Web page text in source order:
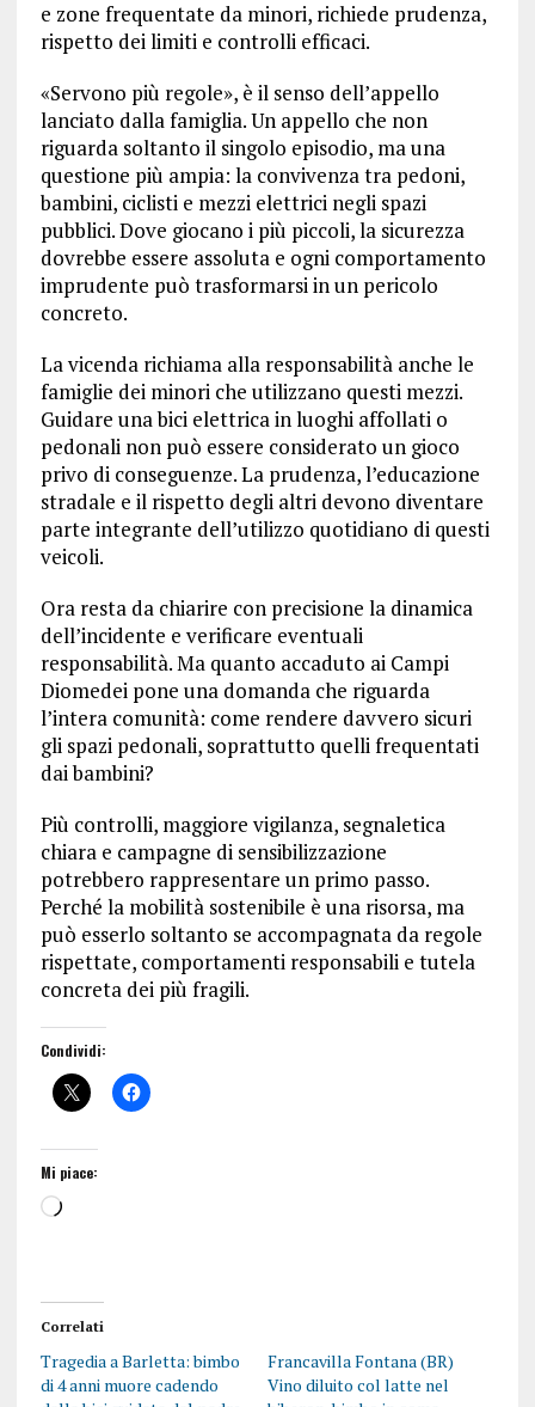
e zone frequentate da minori, richiede prudenza,
rispetto dei limiti e controlli efficaci.
«Servono più regole», è il senso dell’appello
lanciato dalla famiglia. Un appello che non
riguarda soltanto il singolo episodio, ma una
questione più ampia: la convivenza tra pedoni,
bambini, ciclisti e mezzi elettrici negli spazi
pubblici. Dove giocano i più piccoli, la sicurezza
dovrebbe essere assoluta e ogni comportamento
imprudente può trasformarsi in un pericolo
concreto.
La vicenda richiama alla responsabilità anche le
famiglie dei minori che utilizzano questi mezzi.
Guidare una bici elettrica in luoghi affollati o
pedonali non può essere considerato un gioco
privo di conseguenze. La prudenza, l’educazione
stradale e il rispetto degli altri devono diventare
parte integrante dell’utilizzo quotidiano di questi
veicoli.
Ora resta da chiarire con precisione la dinamica
dell’incidente e verificare eventuali
responsabilità. Ma quanto accaduto ai Campi
Diomedei pone una domanda che riguarda
l’intera comunità: come rendere davvero sicuri
gli spazi pedonali, soprattutto quelli frequentati
dai bambini?
Più controlli, maggiore vigilanza, segnaletica
chiara e campagne di sensibilizzazione
potrebbero rappresentare un primo passo.
Perché la mobilità sostenibile è una risorsa, ma
può esserlo soltanto se accompagnata da regole
rispettate, comportamenti responsabili e tutela
concreta dei più fragili.
Condividi:
Mi piace:
Correlati
Tragedia a Barletta: bimbo
di 4 anni muore cadendo
Francavilla Fontana (BR)
Vino diluito col latte nel